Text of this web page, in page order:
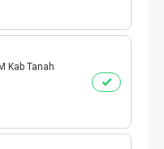
Kab Tanah